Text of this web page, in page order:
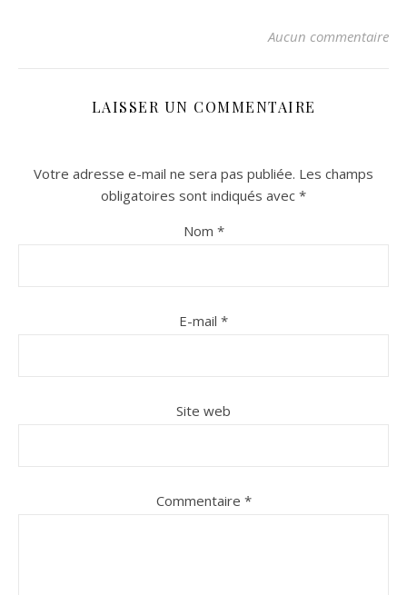
Aucun commentaire
LAISSER UN COMMENTAIRE
Votre adresse e-mail ne sera pas publiée. Les champs
obligatoires sont indiqués avec *
Nom *
E-mail *
Site web
Commentaire *